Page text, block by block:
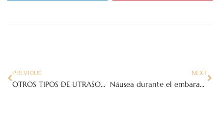
PREVIOUS
OTROS TIPOS DE UTRASONIDOS
NEXT
Náusea durante el embarazo